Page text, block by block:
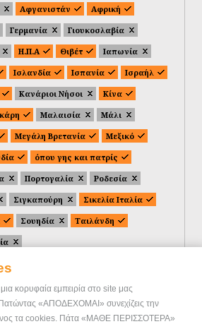
κορυφαία εμπειρία στο site μας
«ΑΠΟΔΕΧΟΜΑΙ» συνεχίζεις την
τα cookies. Πάτα «ΜΑΘΕ ΠΕΡΙΣΣΟΤΕΡΑ»
Αφγανιστάν
Αφρική
Γερμανία
Γιουκοσλαβία
Η.Π.Α Θιβέτ
Ιαπωνία
Ισλανδία Ισπανία
Ισραήλ
Κανάριοι Νήσοι
Κίνα
Μαλαισία
Μάλι
Μεγάλη Βρετανία
Μεξικό
όπου γης και πατρίς
Πορτογαλία
Ροδεσία
Σιγκαπούρη
Σικελία Ιταλία
Σουηδία
Ταιλάνδη